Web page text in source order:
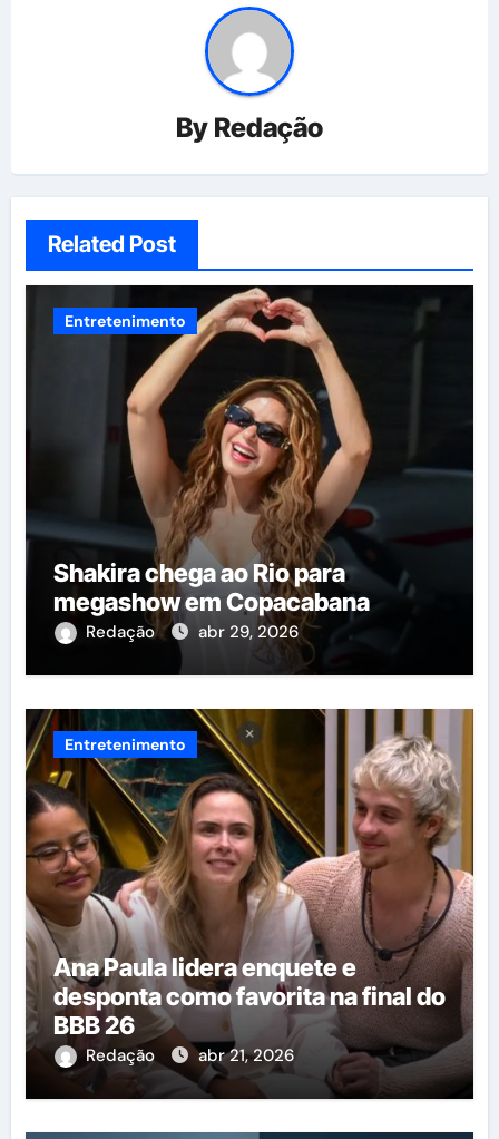
By Redação
Related Post
Entretenimento
Shakira chega ao Rio para
megashow em Copacabana
Redação abr 29, 2026
Entretenimento
Ana Paula lidera enquete e
desponta como favorita na final do
BBB 26
Redação abr 21, 2026